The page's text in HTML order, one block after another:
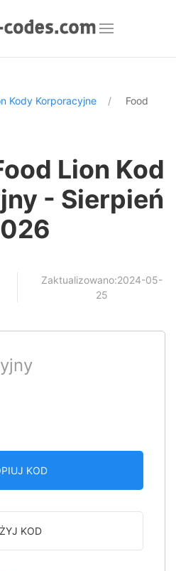
Kody Korporacyjne
Food
Lion Kod
- Sierpień
Zaktualizowano:2024-05-
25
KOD
KOD